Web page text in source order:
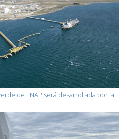
de ENAP será desarrollada por la